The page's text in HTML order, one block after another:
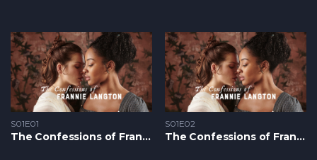
S01E01
The Confessions of Frannie Langton S1 – Epizoda 01
S01E02
The Confessions of Frannie Langton S1 – Epizoda 02